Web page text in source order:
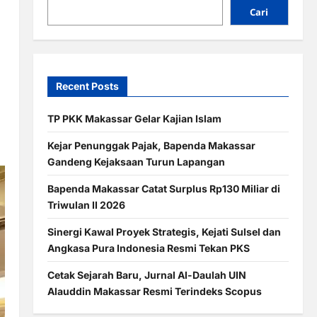
Cari
Recent Posts
TP PKK Makassar Gelar Kajian Islam
Kejar Penunggak Pajak, Bapenda Makassar
Gandeng Kejaksaan Turun Lapangan
Bapenda Makassar Catat Surplus Rp130 Miliar di
Triwulan II 2026
Sinergi Kawal Proyek Strategis, Kejati Sulsel dan
Angkasa Pura Indonesia Resmi Tekan PKS
Cetak Sejarah Baru, Jurnal Al-Daulah UIN
Alauddin Makassar Resmi Terindeks Scopus